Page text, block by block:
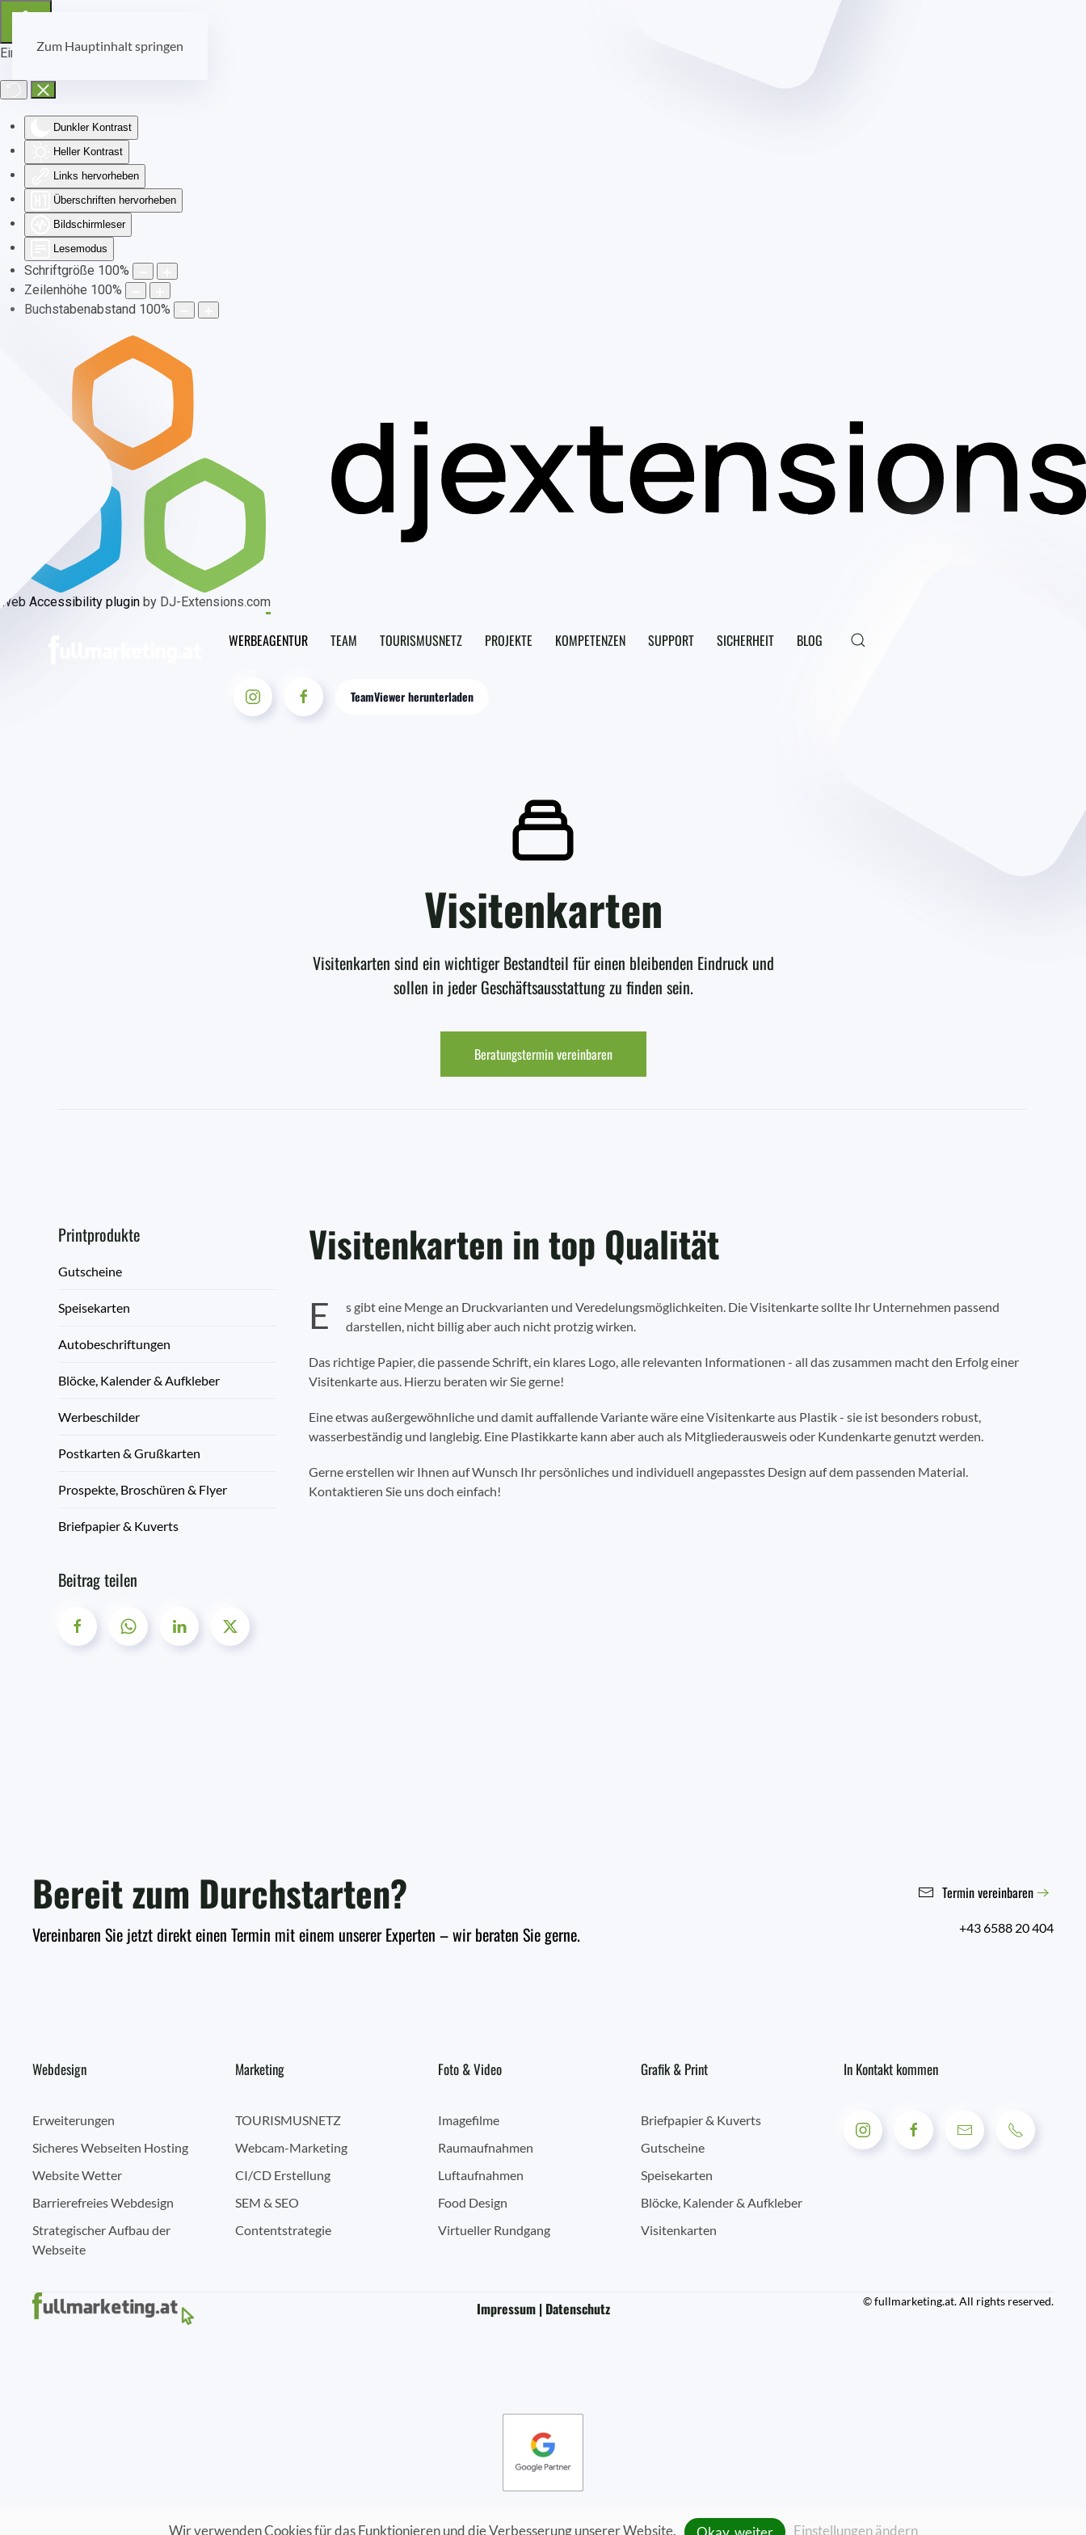
Eingabehilfen öffnen
Dunkler Kontrast
Heller Kontrast
Links hervorheben
Überschriften hervorheben
Bildschirmleser
Lesemodus
Schriftgröße 100%
Zeilenhöhe 100%
Buchstabenabstand 100%
Web Accessibility plugin by DJ-Extensions.com
Zum Hauptinhalt springen
WERBEAGENTUR TEAM TOURISMUSNETZ PROJEKTE KOMPETENZEN SUPPORT SICHERHEIT BLOG
TeamViewer herunterladen
Visitenkarten
Visitenkarten sind ein wichtiger Bestandteil für einen bleibenden Eindruck und
sollen in jeder Geschäftsausstattung zu finden sein.
Beratungstermin vereinbaren
Visitenkarten in top Qualität
E
s gibt eine Menge an Druckvarianten und Veredelungsmöglichkeiten. Die Visitenkarte sollte Ihr Unternehmen passend
darstellen, nicht billig aber auch nicht protzig wirken.
Das richtige Papier, die passende Schrift, ein klares Logo, alle relevanten Informationen - all das zusammen macht den Erfolg einer
Visitenkarte aus. Hierzu beraten wir Sie gerne!
Eine etwas außergewöhnliche und damit auffallende Variante wäre eine Visitenkarte aus Plastik - sie ist besonders robust,
wasserbeständig und langlebig. Eine Plastikkarte kann aber auch als Mitgliederausweis oder Kundenkarte genutzt werden.
Gerne erstellen wir Ihnen auf Wunsch Ihr persönliches und individuell angepasstes Design auf dem passenden Material.
Kontaktieren Sie uns doch einfach!
Printprodukte
Gutscheine
Speisekarten
Autobeschriftungen
Blöcke, Kalender & Aufkleber
Werbeschilder
Postkarten & Grußkarten
Prospekte, Broschüren & Flyer
Briefpapier & Kuverts
Beitrag teilen
Bereit zum Durchstarten?
Vereinbaren Sie jetzt direkt einen Termin mit einem unserer Experten – wir beraten Sie gerne.
Termin vereinbaren
+43 6588 20 404
Webdesign
Erweiterungen
Sicheres Webseiten Hosting
Website Wetter
Barrierefreies Webdesign
Strategischer Aufbau der
Webseite
Marketing
TOURISMUSNETZ
Webcam-Marketing
CI/CD Erstellung
SEM & SEO
Contentstrategie
Foto & Video
Imagefilme
Raumaufnahmen
Luftaufnahmen
Food Design
Virtueller Rundgang
Grafik & Print
Briefpapier & Kuverts
Gutscheine
Speisekarten
Blöcke, Kalender & Aufkleber
Visitenkarten
In Kontakt kommen
Impressum | Datenschutz © fullmarketing.at. All rights reserved.
Wir verwenden Cookies für das Funktionieren und die Verbesserung unserer Website. Einstellungen ändern